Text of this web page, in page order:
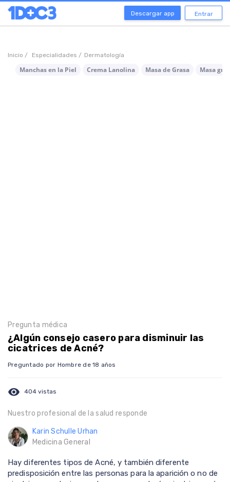
Descargar app Entrar
Inicio / Especialidades / Dermatología
Manchas en la Piel Crema Lanolina Masa de Grasa Masa
Pregunta médica
¿Algún consejo casero para disminuir las
cicatrices de Acné?
Preguntado por Hombre de 18 años
visibility 404 vistas
Nuestro profesional de la salud responde
Karin Schulle Urhan
Medicina General
Hay diferentes tipos de Acné, y también diferente
predisposición entre las personas para la aparición o no de